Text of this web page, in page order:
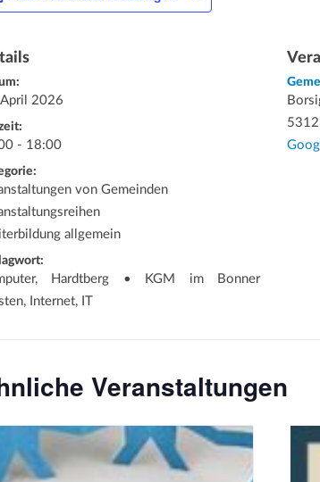
2026
- 18:00
von Gemeinden
allgemein
Hardtberg • KGM im Bonner
Internet, IT
Veranstaltungen